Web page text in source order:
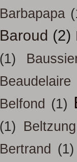
Barbapapa
Baroud (2)
(1)
Beaudelaire
Belfond (1)
(1) Beltzung
Bertrand (1)